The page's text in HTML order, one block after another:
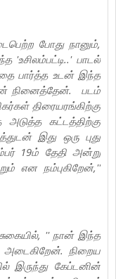
போது நானும்,
பாடல்
பார்த்த உடன் இந்த
நினைத்தேன். படம்
திரையரங்கிற்கு
கட்டத்திற்கு
இது ஒரு புது
19ம் தேதி அன்று
என நம்புகிறேன்,''
'' நான் இந்த
அடைகிறேன். நிறைய
இருந்து கேப்டனின்